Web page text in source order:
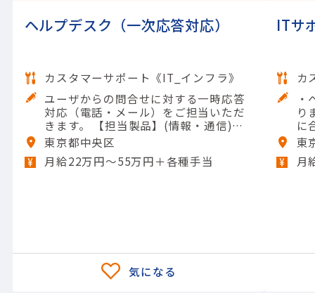
ヘルプデスク（一次応答対応）
カスタマーサポート《IT_インフラ》
ユーザからの問合せに対する一時応答
対応（電話・メール）をご担当いただ
きます。 【担当製品】(情報・通信)情
報セキュリティ 【使用ツール】Windo
ws
東京都中央区
月給22万円〜55万円＋各種手当
ITサ
カ
り
に
入
よ
い
(
東
月